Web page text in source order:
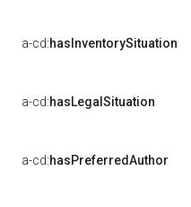
a-cd:hasInventorySituation
a-cd:hasLegalSituation
a-cd:hasPreferredAuthor